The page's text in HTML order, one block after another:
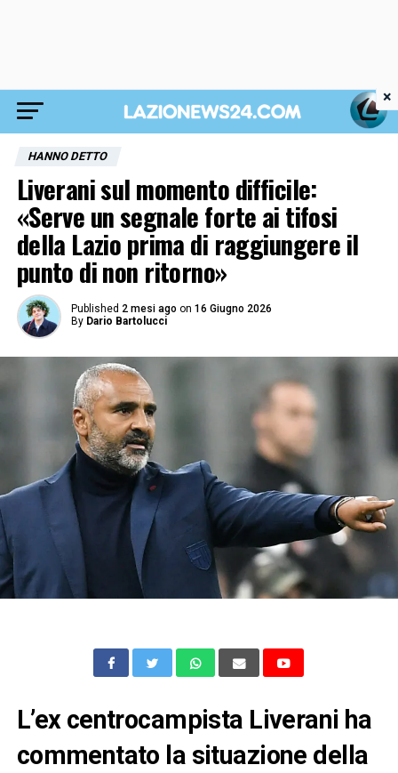
HANNO DETTO
Liverani sul momento difficile:
«Serve un segnale forte ai tifosi
della Lazio prima di raggiungere il
punto di non ritorno»
Published 2 mesi ago on 16 Giugno 2026
By Dario Bartolucci
L’ex centrocampista Liverani ha
commentato la situazione della
×